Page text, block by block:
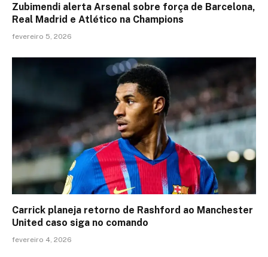
Zubimendi alerta Arsenal sobre força de Barcelona,
Real Madrid e Atlético na Champions
fevereiro 5, 2026
Carrick planeja retorno de Rashford ao Manchester
United caso siga no comando
fevereiro 4, 2026